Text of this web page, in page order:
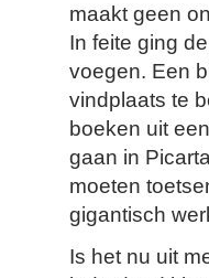
maakt geen
In feite ging
voegen. Een
vindplaats te
boeken uit
gaan in
moeten
gigantisch
Is het nu uit